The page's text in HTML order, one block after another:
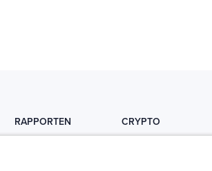
RAPPORTEN CRYPTO